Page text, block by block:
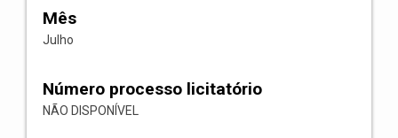
Mês
Julho
Número processo licitatório
NÃO DISPONÍVEL